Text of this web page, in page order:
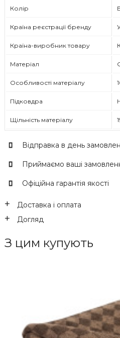
Колір
Країна реєстрації бренду
Країна-виробник товару
Матеріал
Особливості матеріалу
Підковдра
Щільність матеріалу
Відправка в день
Приймаємо ваші
Офіційна гарантія якості
Доставка і оплата
Догляд
З цим купують